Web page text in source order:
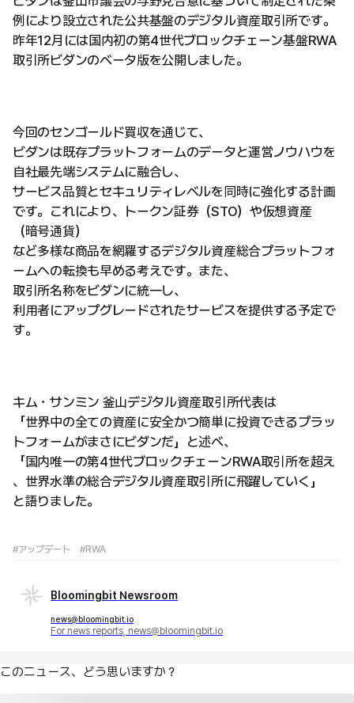
例により設立された公共基盤のデジタル資産取引所です。
昨年12月には国内初の第4世代ブロックチェーン基盤RWA
取引所ビダンのベータ版を公開しました。
今回のセンゴールド買収を通じて、
ビダンは既存プラットフォームのデータと運営ノウハウを
自社最先端システムに融合し、
サービス品質とセキュリティレベルを同時に強化する計画
です。これにより、トークン証券（STO）や仮想資産
（暗号通貨）
など多様な商品を網羅するデジタル資産総合プラットフォ
ームへの転換も早める考えです。また、
取引所名称をビダンに統一し、
利用者にアップグレードされたサービスを提供する予定で
す。
キム・サンミン 釜山デジタル資産取引所代表は
「世界中の全ての資産に安全かつ簡単に投資できるプラッ
トフォームがまさにビダンだ」と述べ、
「国内唯一の第4世代ブロックチェーンRWA取引所を超え
、世界水準の総合デジタル資産取引所に飛躍していく」
と語りました。
#アップデート #RWA
Bloomingbit Newsroom
news@bloomingbit.io
For news reports, news@bloomingbit.io
このニュース、どう思いますか？